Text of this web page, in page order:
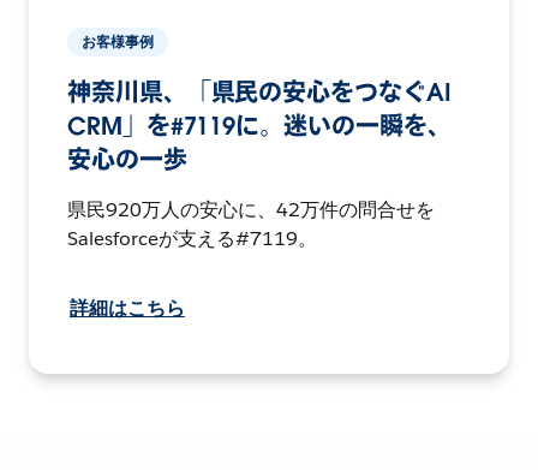
お客様事例
神奈川県、「県民の安心をつなぐAI
CRM」を#7119に。迷いの一瞬を、
安心の一歩
県民920万人の安心に、42万件の問合せを
Salesforceが支える#7119。
詳細はこちら